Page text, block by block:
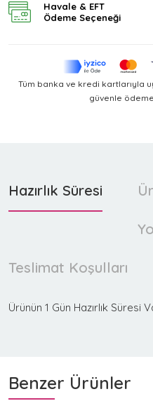
Havale & EFT
Ödeme Seçeneği
Tüm banka ve kredi kartlarıyla
güvenle
Hazırlık Süresi
Teslimat Koşulları
Ürünün 1 Gün Hazırlık Süresi
Benzer Ürünler